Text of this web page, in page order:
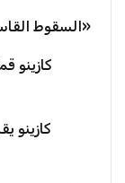
السقوط القاسي لأقوى «أفضل كازينو بدون إيداع لبنان»
كازينو
كازينو